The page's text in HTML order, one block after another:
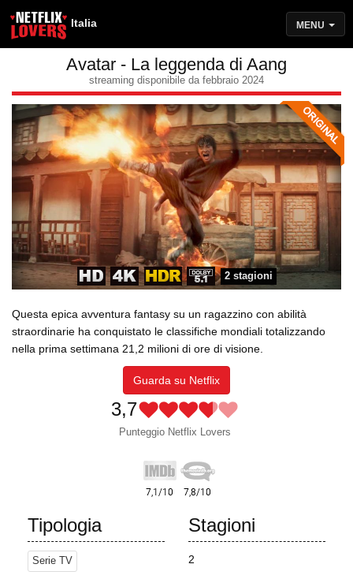
Italia MENU
Avatar - La leggenda di Aang
streaming disponibile da febbraio 2024
2 stagioni
Questa epica avventura fantasy su un ragazzino con abilità
straordinarie ha conquistato le classifiche mondiali totalizzando
nella prima settimana 21,2 milioni di ore di visione.
Guarda su Netflix
3,7
Punteggio Netflix Lovers
Tipologia
Serie TV
Stagioni
2